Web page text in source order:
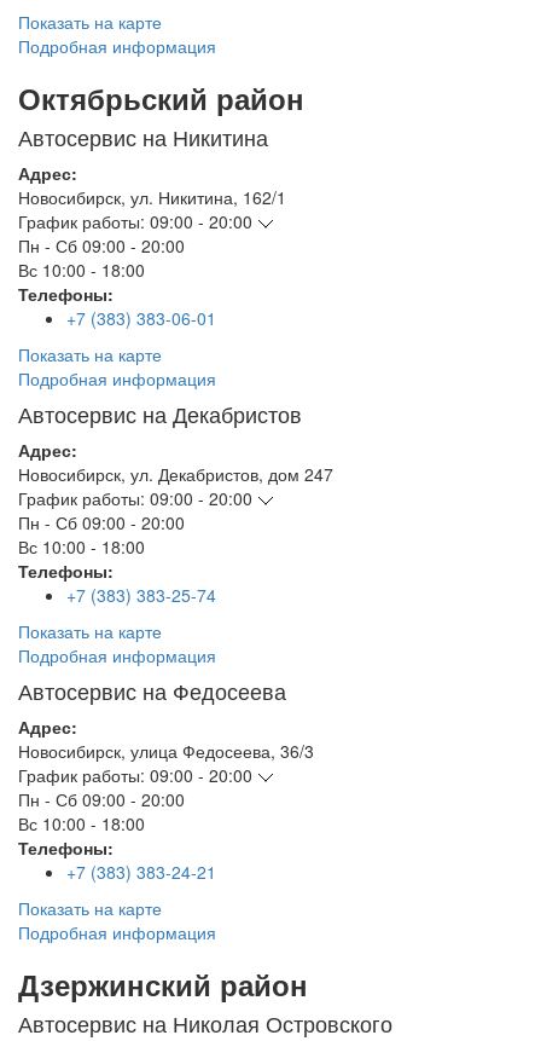
Показать на карте
Подробная информация
Октябрьский район
Автосервис на Никитина
Адрес:
Новосибирск, ул. Никитина, 162/1
График работы: 09:00 - 20:00
Пн - Сб 09:00 - 20:00
Вс 10:00 - 18:00
Телефоны:
+7 (383) 383-06-01
Показать на карте
Подробная информация
Автосервис на Декабристов
Адрес:
Новосибирск, ул. Декабристов, дом 247
График работы: 09:00 - 20:00
Пн - Сб 09:00 - 20:00
Вс 10:00 - 18:00
Телефоны:
+7 (383) 383-25-74
Показать на карте
Подробная информация
Автосервис на Федосеева
Адрес:
Новосибирск, улица Федосеева, 36/3
График работы: 09:00 - 20:00
Пн - Сб 09:00 - 20:00
Вс 10:00 - 18:00
Телефоны:
+7 (383) 383-24-21
Показать на карте
Подробная информация
Дзержинский район
Автосервис на Николая Островского